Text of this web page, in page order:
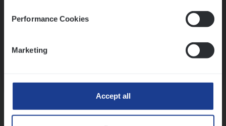
Performance Cookies
Marketing
Accept all